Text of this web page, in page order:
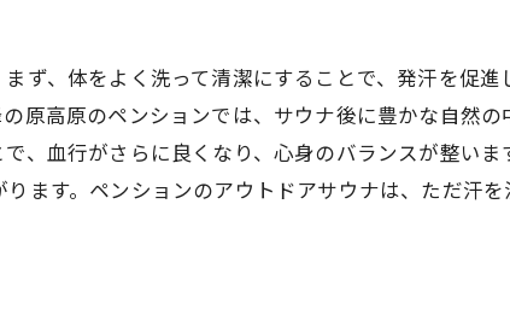
ず、体をよく洗って清潔にすることで、発汗を促進
原高原のペンションでは、サウナ後に豊かな自然
、血行がさらに良くなり、心身のバランスが整いま
ます。ペンションのアウトドアサウナは、ただ汗